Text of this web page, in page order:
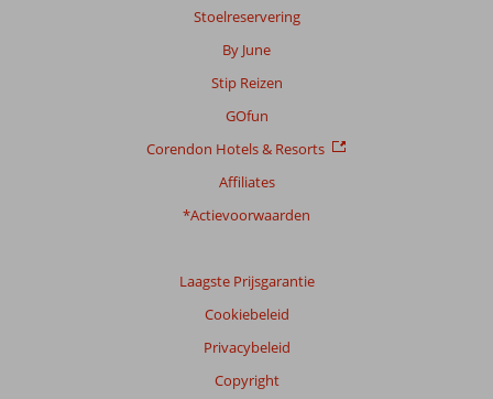
Stoelreservering
By June
Stip Reizen
GOfun
Corendon Hotels & Resorts
Affiliates
*Actievoorwaarden
Laagste Prijsgarantie
Cookiebeleid
Privacybeleid
Copyright